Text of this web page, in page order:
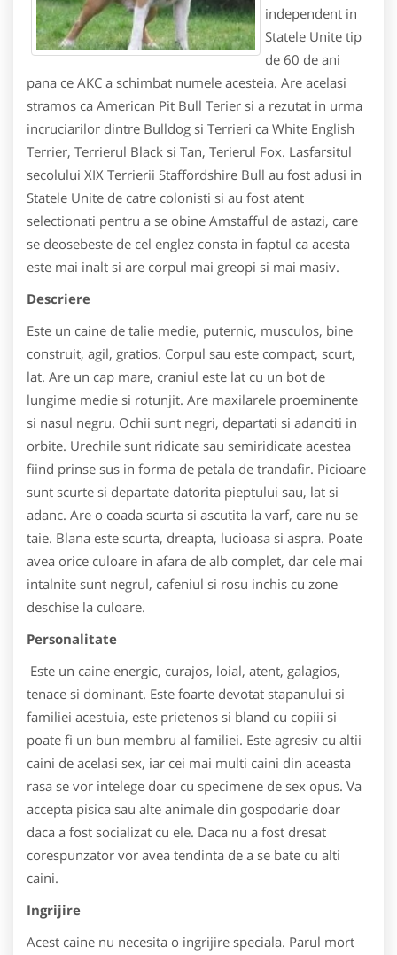
independent in
Statele Unite tip
de 60 de ani
pana ce AKC a schimbat numele acesteia. Are acelasi
stramos ca American Pit Bull Terier si a rezutat in urma
incruciarilor dintre Bulldog si Terrieri ca White English
Terrier, Terrierul Black si Tan, Terierul Fox. Lasfarsitul
secolului XIX Terrierii Staffordshire Bull au fost adusi in
Statele Unite de catre colonisti si au fost atent
selectionati pentru a se obine Amstafful de astazi, care
se deosebeste de cel englez consta in faptul ca acesta
este mai inalt si are corpul mai greopi si mai masiv.
Descriere
Este un caine de talie medie, puternic, musculos, bine
construit, agil, gratios. Corpul sau este compact, scurt,
lat. Are un cap mare, craniul este lat cu un bot de
lungime medie si rotunjit. Are maxilarele proeminente
si nasul negru. Ochii sunt negri, departati si adanciti in
orbite. Urechile sunt ridicate sau semiridicate acestea
fiind prinse sus in forma de petala de trandafir. Picioare
sunt scurte si departate datorita pieptului sau, lat si
adanc. Are o coada scurta si ascutita la varf, care nu se
taie. Blana este scurta, dreapta, lucioasa si aspra. Poate
avea orice culoare in afara de alb complet, dar cele mai
intalnite sunt negrul, cafeniul si rosu inchis cu zone
deschise la culoare.
Personalitate
Este un caine energic, curajos, loial, atent, galagios,
tenace si dominant. Este foarte devotat stapanului si
familiei acestuia, este prietenos si bland cu copiii si
poate fi un bun membru al familiei. Este agresiv cu altii
caini de acelasi sex, iar cei mai multi caini din aceasta
rasa se vor intelege doar cu specimene de sex opus. Va
accepta pisica sau alte animale din gospodarie doar
daca a fost socializat cu ele. Daca nu a fost dresat
corespunzator vor avea tendinta de a se bate cu alti
caini.
Ingrijire
Acest caine nu necesita o ingrijire speciala. Parul mort